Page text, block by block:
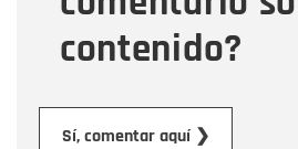
contenido?
Sí, comentar aquí ❯